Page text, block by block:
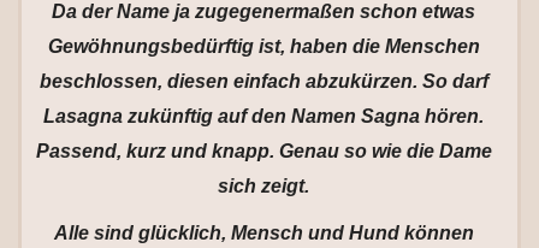
Da der Name ja zugegenermaßen schon etwas
Gewöhnungsbedürftig ist, haben die Menschen
beschlossen, diesen einfach abzukürzen. So darf
Lasagna zukünftig auf den Namen Sagna hören.
Passend, kurz und knapp. Genau so wie die Dame
sich zeigt.
Alle sind glücklich, Mensch und Hund können